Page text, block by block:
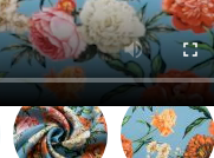
| Место: A-5